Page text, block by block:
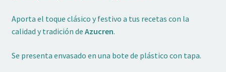
Aporta el toque clásico y festivo a tus recetas con la
calidad y tradición de Azucren.
Se presenta envasado en una bote de plástico con tapa.